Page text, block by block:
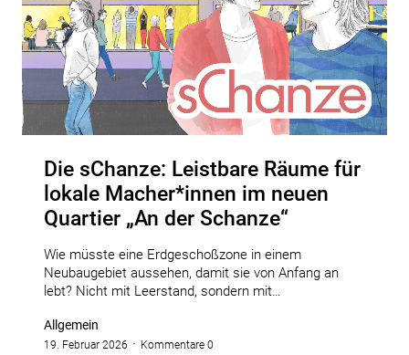
Die sChanze: Leistbare Räume für
lokale Macher*innen im neuen
Quartier „An der Schanze“
Wie müsste eine Erdgeschoßzone in einem
Neubaugebiet aussehen, damit sie von Anfang an
lebt? Nicht mit Leerstand, sondern mit…
Allgemein
19. Februar 2026 Kommentare 0